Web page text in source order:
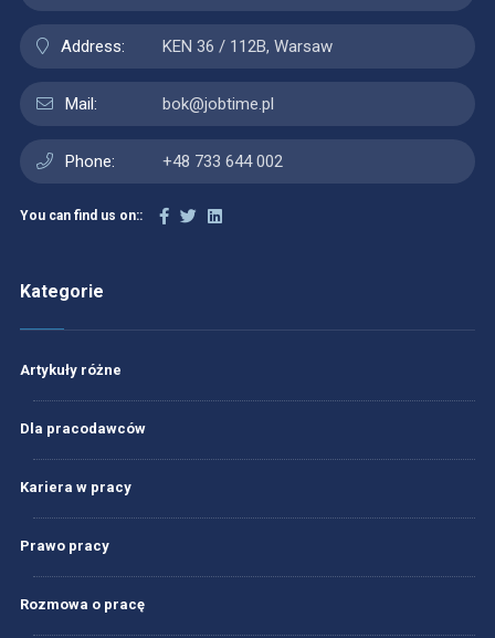
Address: KEN 36 / 112B, Warsaw
Mail: bok@jobtime.pl
Phone: +48 733 644 002
You can find us on::
Kategorie
Artykuły różne
Dla pracodawców
Kariera w pracy
Prawo pracy
Rozmowa o pracę